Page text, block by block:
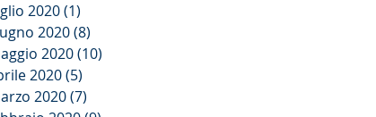
2020(1)
2020(8)
2020(10)
2020(5)
2020(7)